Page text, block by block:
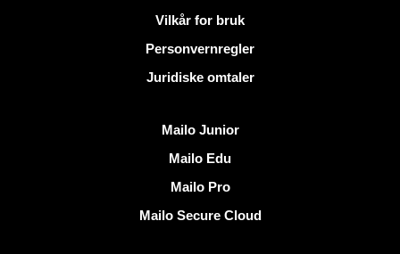
Vilkår for bruk
Personvernregler
Juridiske omtaler
Mailo Junior
Mailo Edu
Mailo Pro
Mailo Secure Cloud